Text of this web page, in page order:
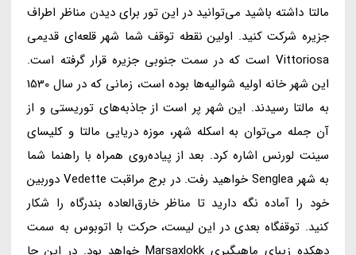
مالتا داشته باشید می‌توانید در این تور برای دیدن مناظر اطراف
جزیره شرکت کنید. اولین نقطه توقف شما شهر قلعه‌ای قدیمی
Vittoriosa است که در سمت جنوبی جزیره قرار گرفته است.
این شهر خانه اولیه شوالیه‌ها بوده است، زمانی که در سال 1530
به مالتا رسیدند. این شهر پر است از جاذبه‌های توریستی و از
آن جمله می‌توان به اسکله شهر، موزه دریایی مالتا و کلیسای
سینت لورنس اشاره کرد. بعد از پیاده‌روی همراه با راهنما شما
به شهر Senglea خواهید رفت. در برج مراقبت Vedette دوربین
خود را آماده نگه دارید تا مناظر خارق‌العاده بندرگاه را شکار
کنید. توقفگاه بعدی در این لیست، حرکت با اتوبوس به سمت